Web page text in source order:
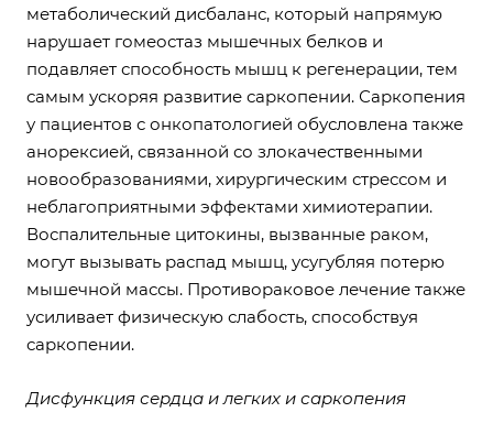
метаболический дисбаланс, который напрямую
нарушает гомеостаз мышечных белков и
подавляет способность мышц к регенерации, тем
самым ускоряя развитие саркопении. Саркопения
у пациентов с онкопатологией обусловлена также
анорексией, связанной со злокачественными
новообразованиями, хирургическим стрессом и
неблагоприятными эффектами химиотерапии.
Воспалительные цитокины, вызванные раком,
могут вызывать распад мышц, усугубляя потерю
мышечной массы. Противораковое лечение также
усиливает физическую слабость, способствуя
саркопении.
Дисфункция сердца и легких и саркопения